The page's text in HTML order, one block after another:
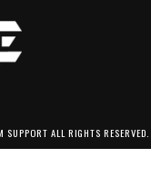
ALL RIGHTS RESERVED.